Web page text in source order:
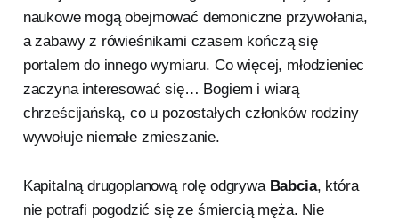
naukowe mogą obejmować demoniczne przywołania,
a zabawy z rówieśnikami czasem kończą się
portalem do innego wymiaru. Co więcej, młodzieniec
zaczyna interesować się… Bogiem i wiarą
chrześcijańską, co u pozostałych członków rodziny
wywołuje niemałe zmieszanie.
Kapitalną drugoplanową rolę odgrywa Babcia, która
nie potrafi pogodzić się ze śmiercią męża. Nie